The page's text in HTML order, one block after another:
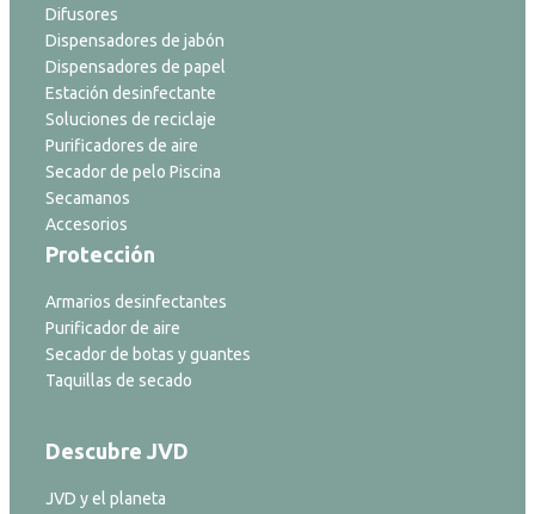
Difusores
Dispensadores de jabón
Dispensadores de papel
Estación desinfectante
Soluciones de reciclaje
Purificadores de aire
Secador de pelo Piscina
Secamanos
Accesorios
Protección
Armarios desinfectantes
Purificador de aire
Secador de botas y guantes
Taquillas de secado
Descubre JVD
JVD y el planeta